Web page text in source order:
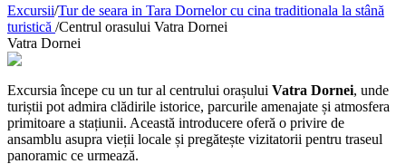
Excursii/Tur de seara in Tara Dornelor cu cina traditionala la stână
turistică /Centrul orasului Vatra Dornei
Vatra Dornei
Excursia începe cu un tur al centrului orașului Vatra Dornei, unde
turiștii pot admira clădirile istorice, parcurile amenajate și atmosfera
primitoare a stațiunii. Această introducere oferă o privire de
ansamblu asupra vieții locale și pregătește vizitatorii pentru traseul
panoramic ce urmează.